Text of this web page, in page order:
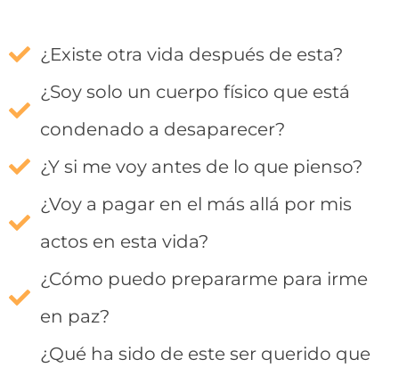
¿Existe otra vida después de esta?
¿Soy solo un cuerpo físico que está
condenado a desaparecer?
¿Y si me voy antes de lo que pienso?
¿Voy a pagar en el más allá por mis
actos en esta vida?
¿Cómo puedo prepararme para irme
en paz?
¿Qué ha sido de este ser querido que